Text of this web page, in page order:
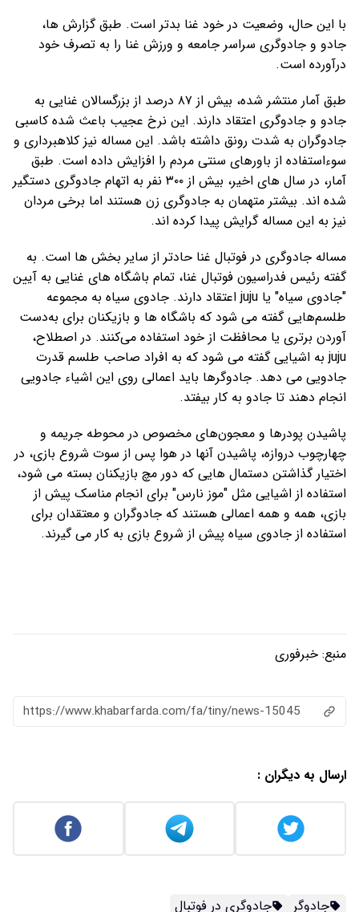
با این حال، وضعیت در خود غنا بدتر است. طبق گزارش ها،
جادو و جادوگری سراسر جامعه و ورزش غنا را به تصرف خود
درآورده است.
طبق آمار منتشر شده، بیش از ۸۷ درصد از بزرگسالان غنایی به
جادو و جادوگری اعتقاد دارند. این نرخ عجیب باعث شده کاسبی
جادوگران به شدت رونق داشته باشد. این مساله نیز کلاهبرداری و
سوءاستفاده از باورهای سنتی مردم را افزایش داده است. طبق
آمار، در سال های اخیر، بیش از ۳۰۰ نفر به اتهام جادوگری دستگیر
شده اند. بیشتر متهمان به جادوگری زن هستند اما برخی مردان
نیز به این مساله گرایش پیدا کرده اند.
مساله جادوگری در فوتبال غنا حادتر از سایر بخش ها است. به
گفته رئیس فدراسیون فوتبال غنا، تمام باشگاه های غنایی به آیین
"جادوی سیاه" یا juju اعتقاد دارند. جادوی سیاه به مجموعه
طلسم‌هایی گفته می‌ شود که باشگاه‌ ها و بازیکنان برای به‌دست
آوردن برتری یا محافظت از خود استفاده می‌کنند. در اصطلاح،
juju به اشیایی گفته می‌ شود که به افراد صاحب طلسم قدرت
جادویی می دهد. جادوگرها باید اعمالی روی این اشیاء جادویی
انجام دهند تا جادو به کار بیفتد.
پاشیدن پودرها و معجون‌های مخصوص در محوطه جریمه و
چهارچوب دروازه، پاشیدن آنها در هوا پس از سوت شروع بازی، در
اختیار گذاشتن دستمال‌ هایی که دور مچ بازیکنان بسته می‌ شود،
استفاده از اشیایی مثل "موز نارس" برای انجام مناسک پیش‌ از
بازی، همه و همه اعمالی هستند که جادوگران و معتقدان برای
استفاده از جادوی سیاه پیش از شروع بازی به کار می گیرند.
منبع: خبرفوری
https://www.khabarfarda.com/fa/tiny/news-15045
ارسال به دیگران :
جادوگر جادوگری در فوتبال